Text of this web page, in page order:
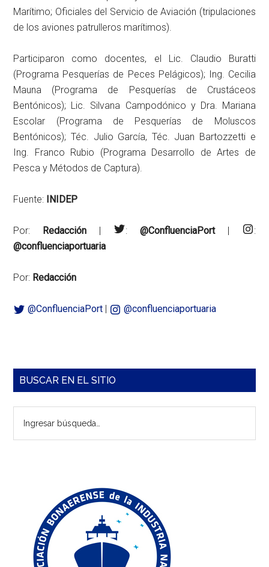
Marítimo; Oficiales del Servicio de Aviación (tripulaciones
de los aviones patrulleros marítimos).
Participaron como docentes, el Lic. Claudio Buratti
(Programa Pesquerías de Peces Pelágicos); Ing. Cecilia
Mauna (Programa de Pesquerías de Crustáceos
Bentónicos); Lic. Silvana Campodónico y Dra. Mariana
Escolar (Programa de Pesquerías de Moluscos
Bentónicos); Téc. Julio García, Téc. Juan Bartozzetti e
Ing. Franco Rubio (Programa Desarrollo de Artes de
Pesca y Métodos de Captura).
Fuente: INIDEP
Por: Redacción | : @ConfluenciaPort|
:
@confluenciaportuaria
Por: Redacción
@ConfluenciaPort | @confluenciaportuaria
Barra
principal
BUSCAR EN EL SITIO
búsqueda…